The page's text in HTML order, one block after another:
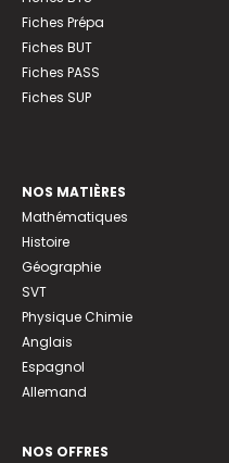
Fiches Prépa
Fiches BUT
Fiches PASS
Fiches SUP
NOS MATIÈRES
Mathématiques
Histoire
Géographie
SVT
Physique Chimie
Anglais
Espagnol
Allemand
NOS OFFRES